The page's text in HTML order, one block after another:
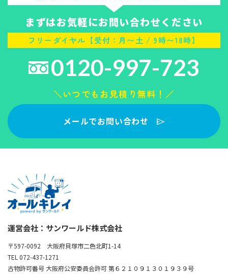
まずはお気軽にお問い合わせください
フリーダイヤル【受付：月〜土 / 9時〜18時】
0120-997-723
＼いつでもお見積り無料！／
メールでお問い合わせ
運営会社：サンワールド株式会社
〒597-0092 大阪府貝塚市二色北町1-14
TEL 072-437-1271
古物許可番号 大阪府公安委員会許可 第６２１０９１３０１９３９号